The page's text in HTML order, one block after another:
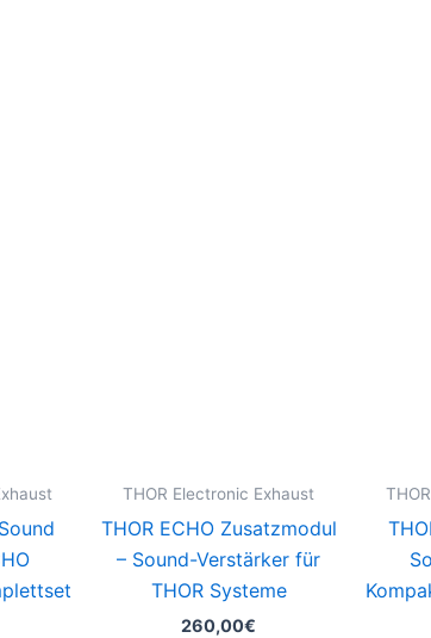
THOR Electronic Exhaust
THOR ECHO Zusatzmodul
– Sound-Verstärker für
THOR Systeme
260,00€